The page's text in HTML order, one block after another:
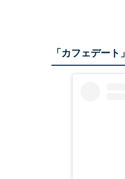
「カフェデート」